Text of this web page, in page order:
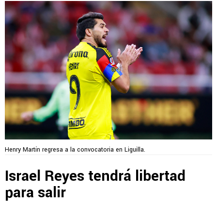
Henry Martín regresa a la convocatoria en Liguilla.
Israel Reyes tendrá libertad
para salir